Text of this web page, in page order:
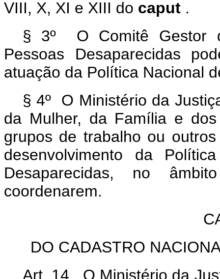
VIII, X, XI e XIII do caput .
§ 3º O Comitê Gestor
Pessoas Desaparecidas
atuação da Política Nacional
§ 4º O Ministério da
da Mulher, da Família e
grupos de trabalho ou
desenvolvimento da
Desaparecidas, no
coordenarem.
DO CADASTRO
Art. 14. O Ministério da